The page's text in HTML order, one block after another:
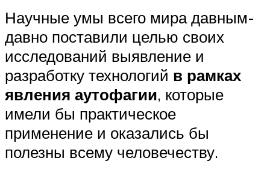
Научные умы всего мира давным-
давно поставили целью своих
исследований выявление и
разработку технологий в рамках
явления аутофагии, которые
имели бы практическое
применение и оказались бы
полезны всему человечеству.